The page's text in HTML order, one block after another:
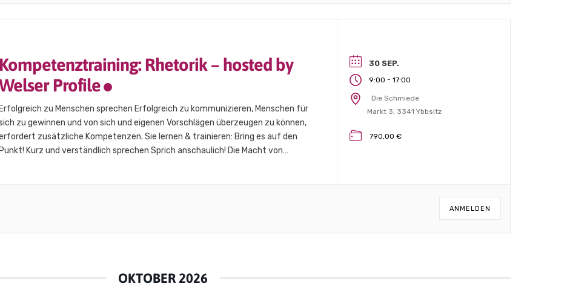
Kompetenztraining: Rhetorik – hosted by
Profile
Erfolgreich zu Menschen sprechen Erfolgreich zu kommunizieren, Menschen für
zu gewinnen und von sich und eigenen Vorschlägen überzeugen zu können,
zusätzliche Kompetenzen. Sie lernen & trainieren: Bring es auf den
Punkt! Kurz und verständlich sprechen Sprich anschaulich! Die Macht von
30 SEP.
9:00 - 17:00
Die Schmiede
Markt 3, 3341 Ybbsitz
790,00 €
ANMELDEN
OKTOBER 2026